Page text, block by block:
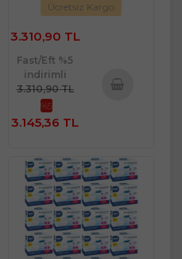
Ücretsiz Kargo
3.310,90 TL
Fast/Eft %5
indirimli
3.310,90 TL
%5
3.145,36 TL